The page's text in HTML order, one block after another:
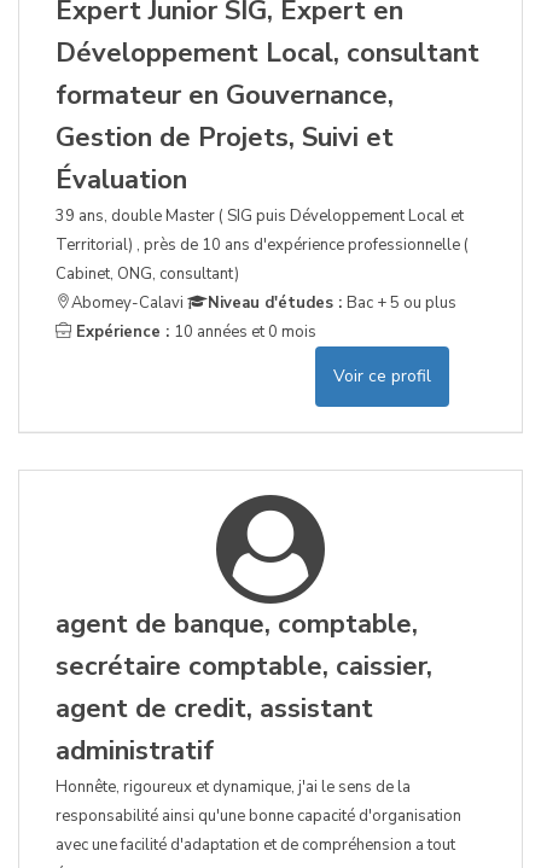
Expert Junior SIG, Expert en
Développement Local, consultant
formateur en Gouvernance,
Gestion de Projets, Suivi et
Évaluation
39 ans, double Master ( SIG puis Développement Local et
Territorial) , près de 10 ans d'expérience professionnelle (
Cabinet, ONG, consultant)
Abomey-Calavi
Niveau d'études : Bac + 5 ou plus
Expérience : 10 années et 0 mois
Voir ce profil
agent de banque, comptable,
secrétaire comptable, caissier,
agent de credit, assistant
administratif
Honnête, rigoureux et dynamique, j'ai le sens de la
responsabilité ainsi qu'une bonne capacité d'organisation
avec une facilité d'adaptation et de compréhension a tout